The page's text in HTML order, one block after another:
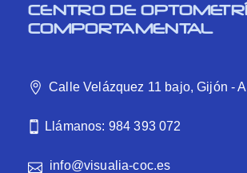
CENTRO DE
COMPORTAMENTAL
Calle Velázquez 11 bajo, Gijón -
Llámanos: 984 393 072
info@visualia-coc.es